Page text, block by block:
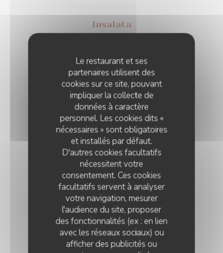
Le restaurant et ses
partenaires utilisent des
cookies sur ce site, pouvant
impliquer la collecte de
données à caractère
personnel. Les cookies dits «
nécessaires » sont obligatoires
et installés par défaut.
D'autres cookies facultatifs
nécessitent votre
consentement. Ces cookies
facultatifs servent à analyser
votre navigation, mesurer
l'audience du site, proposer
des fonctionnalités (ex : en lien
avec les réseaux sociaux) ou
afficher des publicités ou
Insalata
Des salades fraîches et gourmandes, inspirées de la
saison.
Caprese*
Romaine, tomates anciennes, mozzarella di bufala,
câpres, parmesan & basilic
18,00 EUR